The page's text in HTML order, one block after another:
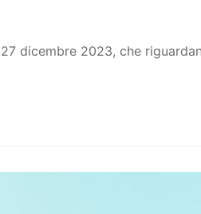
dicembre 2023, che